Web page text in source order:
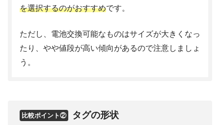
を選択するのがおすすめです。
ただし、電池交換可能なものはサイズが大きくなっ
たり、やや値段が高い傾向があるので注意しましょ
う。
比較ポイント② タグの形状